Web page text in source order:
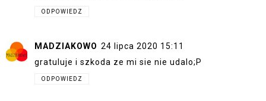
ODPOWIEDZ
MADZIAKOWO 24 lipca 2020 15:11
gratuluje i szkoda ze mi sie nie udalo;P
ODPOWIEDZ